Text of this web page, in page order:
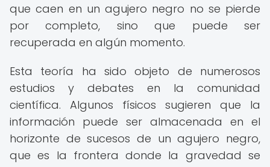
que caen en un agujero negro no se pierde
por completo, sino que puede ser
recuperada en algún momento.
Esta teoría ha sido objeto de numerosos
estudios y debates en la comunidad
científica. Algunos físicos sugieren que la
información puede ser almacenada en el
horizonte de sucesos de un agujero negro,
que es la frontera donde la gravedad se